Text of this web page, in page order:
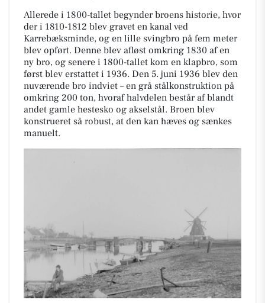
Allerede i 1800-tallet begynder broens historie, hvor
der i 1810-1812 blev gravet en kanal ved
Karrebæksminde, og en lille svingbro på fem meter
blev opført. Denne blev afløst omkring 1830 af en
ny bro, og senere i 1800-tallet kom en klapbro, som
først blev erstattet i 1936. Den 5. juni 1936 blev den
nuværende bro indviet – en grå stålkonstruktion på
omkring 200 ton, hvoraf halvdelen består af blandt
andet gamle hestesko og akselstål. Broen blev
konstrueret så robust, at den kan hæves og sænkes
manuelt.